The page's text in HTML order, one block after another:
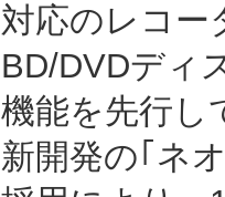
対応のレコー
BD/DVDディ
機能を先行し
新開発の｢ネ